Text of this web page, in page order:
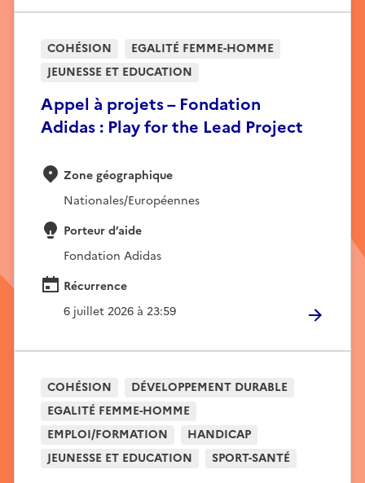
Appel à projets – Fondation
Adidas : Play for the Lead Project
COHÉSION
EGALITÉ FEMME-HOMME
JEUNESSE ET EDUCATION
Zone géographique
Nationales/Européennes
Porteur d’aide
Fondation Adidas
Récurrence
6 juillet 2026 à 23:59
COHÉSION
DÉVELOPPEMENT DURABLE
EGALITÉ FEMME-HOMME
EMPLOI/FORMATION
HANDICAP
JEUNESSE ET EDUCATION
SPORT-SANTÉ